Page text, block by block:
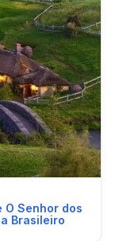
O Senhor dos
Brasileiro